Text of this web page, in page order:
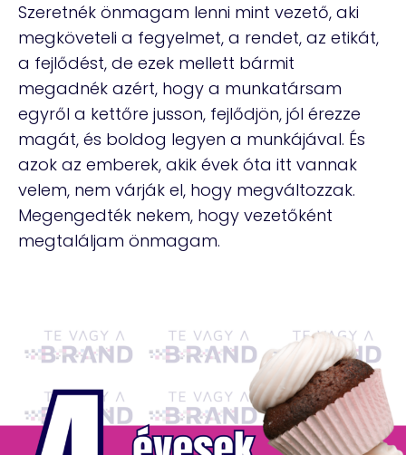
Szeretnék önmagam lenni mint vezető, aki
megköveteli a fegyelmet, a rendet, az etikát,
a fejlődést, de ezek mellett bármit
megadnék azért, hogy a munkatársam
egyről a kettőre jusson, fejlődjön, jól érezze
magát, és boldog legyen a munkájával. És
azok az emberek, akik évek óta itt vannak
velem, nem várják el, hogy megváltozzak.
Megengedték nekem, hogy vezetőként
megtaláljam önmagam.